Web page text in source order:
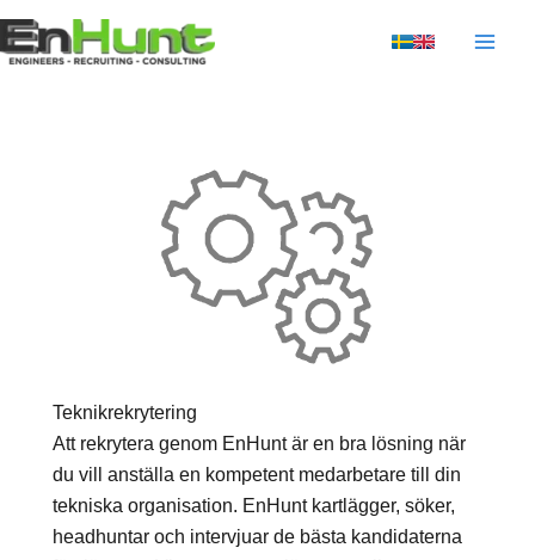
till
Teknikrekrytering
Att rekrytera genom EnHunt är en bra lösning när
du vill anställa en kompetent medarbetare till din
tekniska organisation. EnHunt kartlägger, söker,
headhuntar och intervjuar de bästa kandidaterna